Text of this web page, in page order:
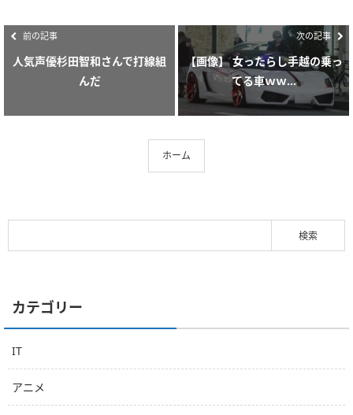
前の記事
人気声優杉田智和さんで打線組
んだ
次の記事
【画像】 女ったらし手越の乗っ
てる車ｗｗ...
ホーム
カテゴリー
IT
アニメ